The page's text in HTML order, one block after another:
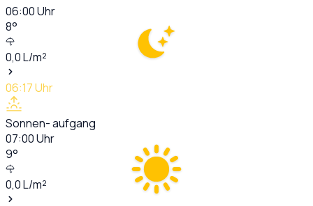
06:00Uhr
8°
0,0L/m²
06:17Uhr
Sonnen- aufgang
07:00Uhr
9°
0,0L/m²